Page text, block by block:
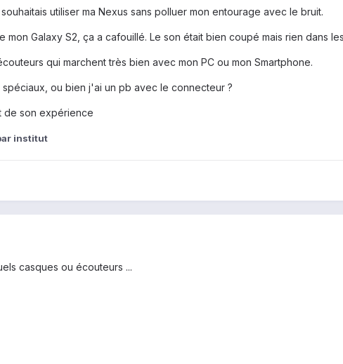
utiliser ma Nexus sans polluer mon entourage avec le bruit.
Galaxy S2, ça a cafouillé. Le son était bien coupé mais rien dans
qui marchent très bien avec mon PC ou mon Smartphone.
ou bien j'ai un pb avec le connecteur ?
de son expérience
institut
casques ou écouteurs ...